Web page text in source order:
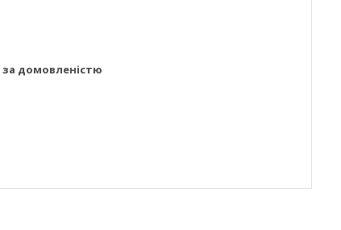
за домовленістю